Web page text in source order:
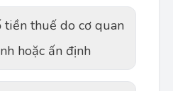
tiền thuế do cơ quan
hoặc ấn định